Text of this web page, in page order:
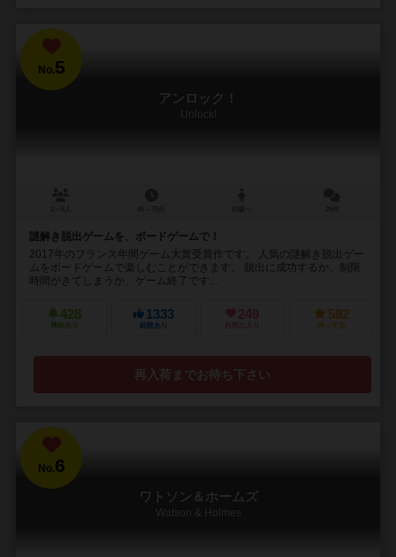
No.5
アンロック！
Unlock!
謎解き脱出ゲームを、ボードゲームで！
2017年のフランス年間ゲーム大賞受賞作です。 人気の謎解き脱出ゲー
ムをボードゲームで楽しむことができます。 脱出に成功するか、制限
時間がきてしまうか、ゲーム終了です...
428
興味あり
1333
経験あり
249
お気に入り
592
持ってる
再入荷までお待ち下さい
No.6
ワトソン＆ホームズ
Watson & Holmes